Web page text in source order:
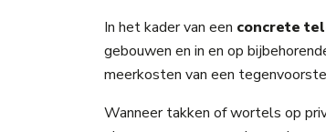
In het kader van een concrete
gebouwen en in en op
meerkosten van een
Wanneer takken of wortels op